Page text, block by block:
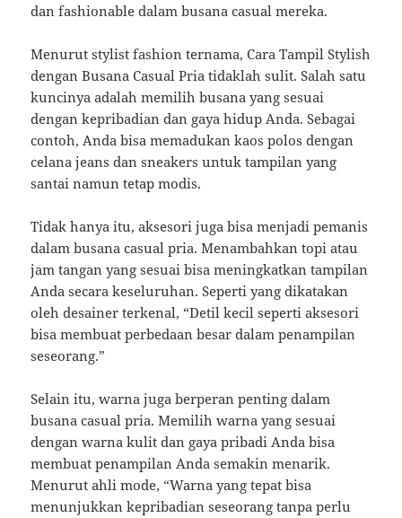
dan fashionable dalam busana casual mereka.
Menurut stylist fashion ternama, Cara Tampil Stylish
dengan Busana Casual Pria tidaklah sulit. Salah satu
kuncinya adalah memilih busana yang sesuai
dengan kepribadian dan gaya hidup Anda. Sebagai
contoh, Anda bisa memadukan kaos polos dengan
celana jeans dan sneakers untuk tampilan yang
santai namun tetap modis.
Tidak hanya itu, aksesori juga bisa menjadi pemanis
dalam busana casual pria. Menambahkan topi atau
jam tangan yang sesuai bisa meningkatkan tampilan
Anda secara keseluruhan. Seperti yang dikatakan
oleh desainer terkenal, “Detil kecil seperti aksesori
bisa membuat perbedaan besar dalam penampilan
seseorang.”
Selain itu, warna juga berperan penting dalam
busana casual pria. Memilih warna yang sesuai
dengan warna kulit dan gaya pribadi Anda bisa
membuat penampilan Anda semakin menarik.
Menurut ahli mode, “Warna yang tepat bisa
menunjukkan kepribadian seseorang tanpa perlu